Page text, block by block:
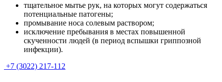
тщательное мытье рук, на которых могут содержаться
потенциальные патогены;
промывание носа солевым раствором;
исключение пребывания в местах повышенной
скученности людей (в период вспышки гриппозной
инфекции).
+7 (3022) 217-112